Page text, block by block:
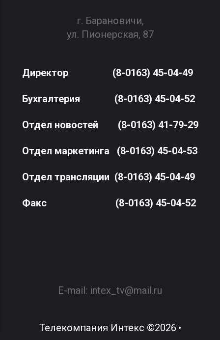
г. Барановичи,
ул. Пионерская, 87
Директор (8-0163) 45-04-49
Бухгалтерия (8-0163) 45-04-52
Отдел новостей (8-0163) 41-79-29
Отдел маркетинга (8-0163) 45-04-53
Отдел трансляции (8-0163) 45-04-49
Факс(8-0163) 45-04-52
E-mail: intex_tv@mail.ru
Телекомпания Интекс ©2026